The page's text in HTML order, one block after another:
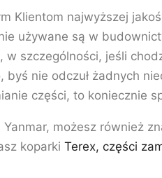
Klientom najwyższej
używane są w
szczególności, jeśli
nie odczuł żadnych
części, to koniecznie
możesz również
koparki Terex, części